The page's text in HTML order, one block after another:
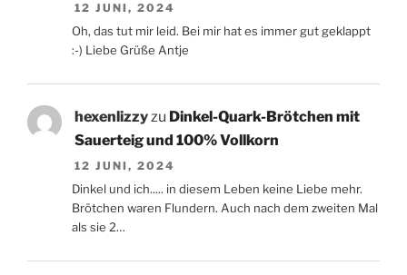
12 JUNI, 2024
Oh, das tut mir leid. Bei mir hat es immer gut geklappt
:-) Liebe Grüße Antje
hexenlizzy zu Dinkel-Quark-Brötchen mit
Sauerteig und 100% Vollkorn
12 JUNI, 2024
Dinkel und ich..... in diesem Leben keine Liebe mehr.
Brötchen waren Flundern. Auch nach dem zweiten Mal
als sie 2…